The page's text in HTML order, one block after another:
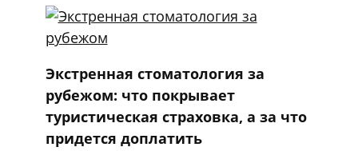
Экстренная стоматология за
рубежом: что покрывает
туристическая страховка, а за что
придется доплатить